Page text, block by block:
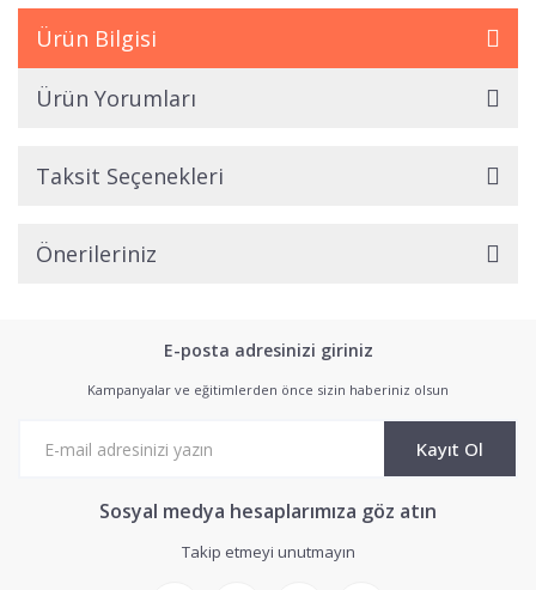
Ürün Bilgisi
Ürün Yorumları
Taksit Seçenekleri
Önerileriniz
E-posta adresinizi giriniz
Kampanyalar ve eğitimlerden önce sizin haberiniz olsun
Kayıt Ol
Sosyal medya hesaplarımıza göz atın
Takip etmeyi unutmayın